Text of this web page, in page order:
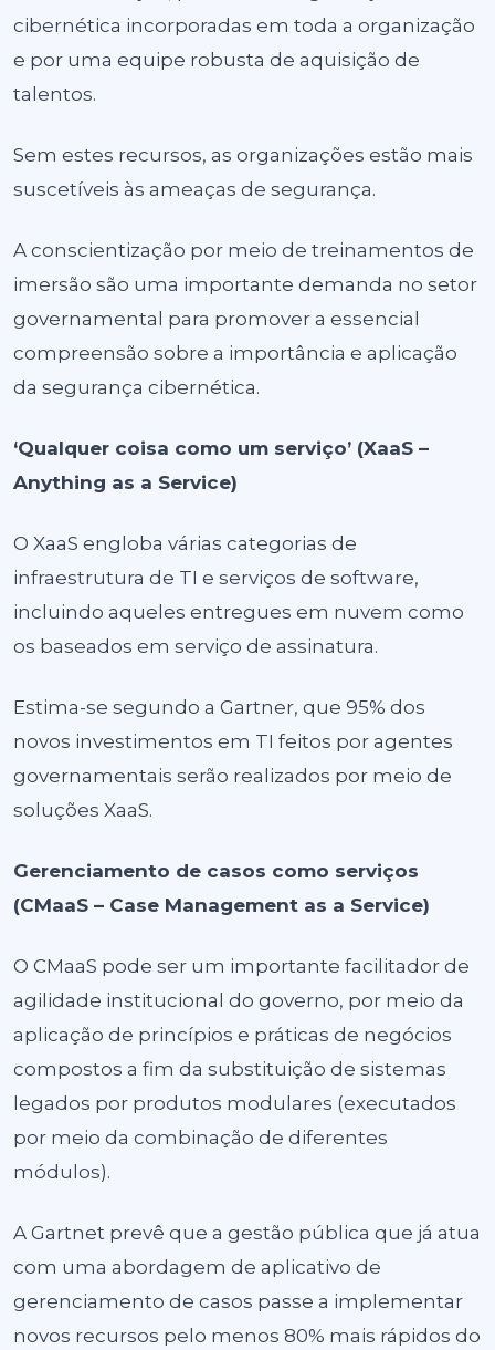
cibernética incorporadas em toda a organização
e por uma equipe robusta de aquisição de
talentos.
Sem estes recursos, as organizações estão mais
suscetíveis às ameaças de segurança.
A conscientização por meio de treinamentos de
imersão são uma importante demanda no setor
governamental para promover a essencial
compreensão sobre a importância e aplicação
da segurança cibernética.
‘Qualquer coisa como um serviço’ (XaaS –
Anything as a Service)
O XaaS engloba várias categorias de
infraestrutura de TI e serviços de software,
incluindo aqueles entregues em nuvem como
os baseados em serviço de assinatura.
Estima-se segundo a Gartner, que 95% dos
novos investimentos em TI feitos por agentes
governamentais serão realizados por meio de
soluções XaaS.
Gerenciamento de casos como serviços
(CMaaS – Case Management as a Service)
O CMaaS pode ser um importante facilitador de
agilidade institucional do governo, por meio da
aplicação de princípios e práticas de negócios
compostos a fim da substituição de sistemas
legados por produtos modulares (executados
por meio da combinação de diferentes
módulos).
A Gartnet prevê que a gestão pública que já atua
com uma abordagem de aplicativo de
gerenciamento de casos passe a implementar
novos recursos pelo menos 80% mais rápidos do